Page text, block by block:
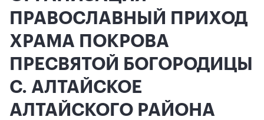
ПРАВОСЛАВНЫЙ ПРИХОД
ХРАМА ПОКРОВА
ПРЕСВЯТОЙ БОГОРОДИЦЫ
С. АЛТАЙСКОЕ
АЛТАЙСКОГО РАЙОНА